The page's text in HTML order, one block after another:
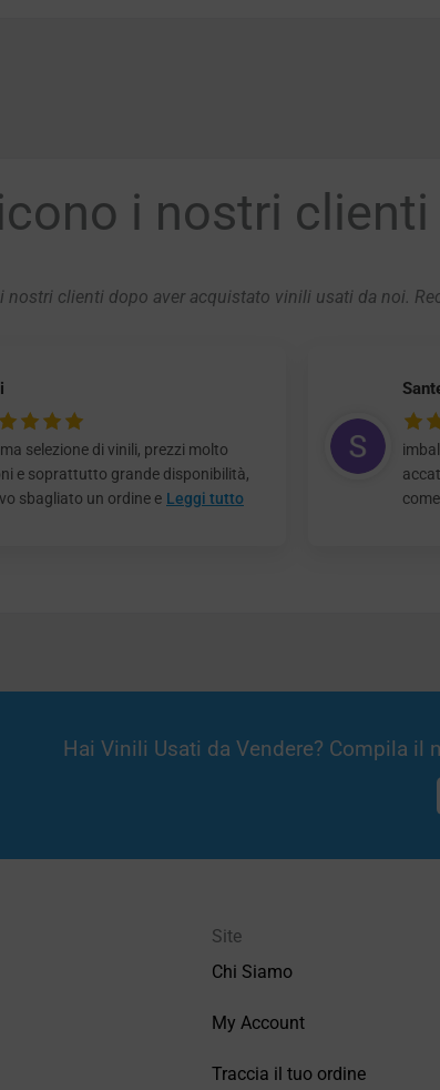
i nostri clienti
nostri clienti dopo aver acquistato vinili usati da noi.
selezione di vinili, prezzi molto
e soprattutto grande disponibilità,
sbagliato un ordine e Leggi tutto
Hai Vinili Usati da Vendere? Compila
Site
Chi Siamo
My Account
Traccia il tuo ordine